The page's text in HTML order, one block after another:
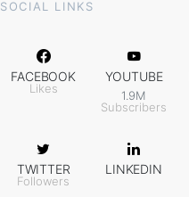
SOCIAL LINKS
FACEBOOK
Likes
YOUTUBE
1.9M
Subscribers
TWITTER
Followers
LINKEDIN